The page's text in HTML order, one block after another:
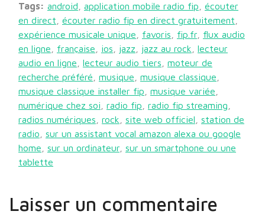
Tags: android application mobile radio fip
écouter
en direct
écouter radio fip en direct gratuitement
expérience musicale unique
favoris fip.fr
flux audio
en ligne
française ios jazz jazz au rock
lecteur
audio en ligne
lecteur audio tiers
moteur de
recherche préféré
musique musique classique
musique classique installer fip
musique variée
numérique chez soi
radio fip radio fip streaming
radios numériques
rock site web officiel
station de
radio
sur un assistant vocal amazon alexa ou google
home
sur un ordinateur sur un smartphone ou une
tablette
Laisser un commentaire